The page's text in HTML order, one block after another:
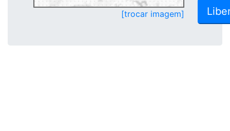
[trocar imagem]